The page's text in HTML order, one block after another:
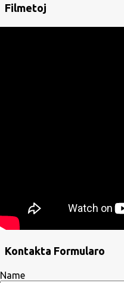
Filmetoj
Kontakta Formularo
Name